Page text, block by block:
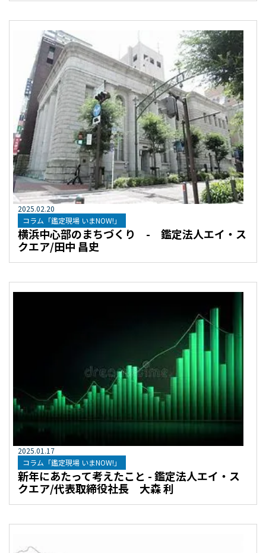
2025.02.20
コラム「鑑定現場 いまNOW!」
横浜中心部のまちづくり - 鑑定法人エイ・ス
クエア/田中 昌史
2025.01 .17
コラム「鑑定現場 いまNOW!」
新年にあたって考えたこと - 鑑定法人エイ・ス
クエア/代表取締役社長 大森 利